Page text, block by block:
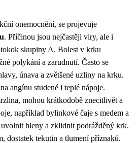
onemocnění, se projevuje
. Příčinou jsou nejčastěji viry, ale i
skupiny A. Bolest v krku
polykání a zarudnutí. Často se
únava a zvětšené uzliny na krku.
angínu studené i teplé nápoje.
mohou krátkodobě znecitlivět a
například bylinkové čaje s medem a
hleny a zklidnit podrážděný krk.
dostatek tekutin a tlumení příznaků.